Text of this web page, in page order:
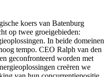
koers van Batenburg
op twee groeigebieden:
In beide domeinen
tempo. CEO Ralph van den
geconfronteerd worden met
creëren we